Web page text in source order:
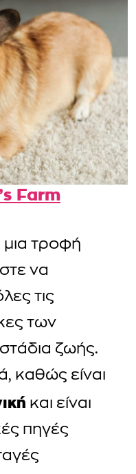
Farm
μια τροφή
να
τις
των
ζωής.
καθώς είναι
και είναι
πηγές